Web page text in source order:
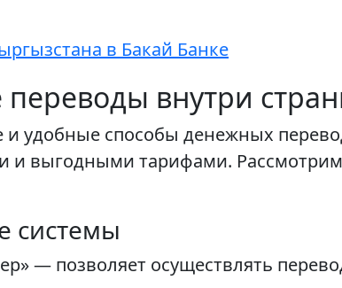
в Бакай Банке
внутри
удобные способы денежных
и выгодными тарифами.
системы
— позволяет осуществлять